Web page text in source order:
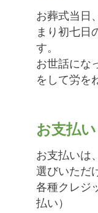
お葬式当日
まり初七日
す。
お世話にな
をして労を
お支払い
お支払いは
選びいただ
各種クレジ
払い）